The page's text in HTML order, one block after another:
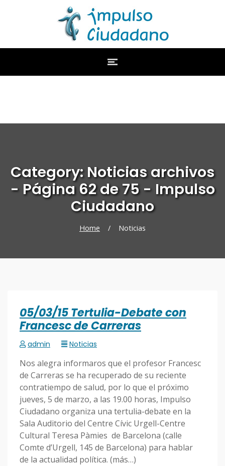
Category: Noticias archivos
- Página 62 de 75 - Impulso
Ciudadano
Home / Noticias
05/03/15 Tertulia-Debate con
Francesc de Carreras
admin Noticias
Nos alegra informaros que el profesor Francesc
de Carreras se ha recuperado de su reciente
contratiempo de salud, por lo que el próximo
jueves, 5 de marzo, a las 19.00 horas, Impulso
Ciudadano organiza una tertulia-debate en la
Sala Auditorio del Centre Cívic Urgell-Centre
Cultural Teresa Pàmies de Barcelona (calle
Comte d’Urgell, 145 de Barcelona) para hablar
de la actualidad política. (más…)